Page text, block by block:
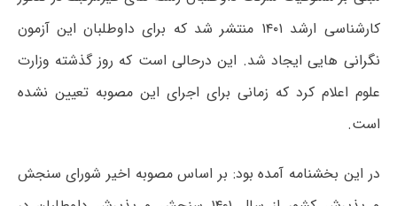
کارشناسی ارشد ۱۴۰۱ منتشر شد که برای داوطلبان این آزمون
نگرانی هایی ایجاد شد. این درحالی است که روز گذشته وزارت
علوم اعلام کرد که زمانی برای اجرای این مصوبه تعیین نشده
است.
در این بخشنامه آمده بود: بر اساس مصوبه اخیر شورای سنجش